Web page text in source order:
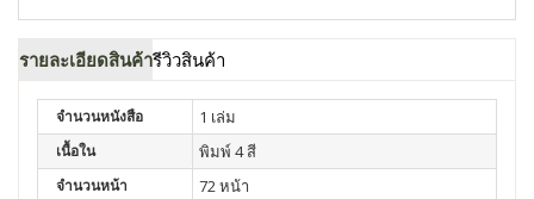
รายละเอียดสินค้ารีวิวสินค้า
จำนวนหนังสือ 1 เล่ม
เนื้อใน พิมพ์ 4 สี
จำนวนหน้า 72 หน้า